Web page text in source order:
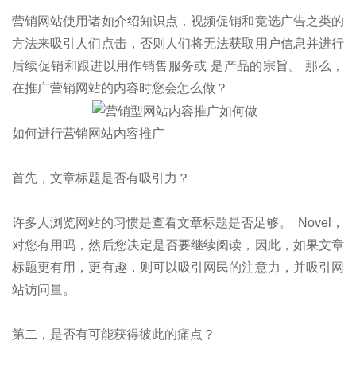
营销网站使用诸如介绍知识点，视频促销和竞选广告之类的
方法来吸引人们点击，否则人们将无法获取用户信息并进行
后续促销和跟进以用作销售服务或 是产品的宗旨。 那么，
在推广营销网站的内容时您会怎么做？
如何进行营销网站内容推广
首先，文章标题是否有吸引力？
许多人浏览网站的习惯是查看文章标题是否足够。 Novel，
对您有用吗，然后您决定是否要继续阅读，因此，如果文章
标题更有用，更有趣，则可以吸引网民的注意力，并吸引网
站访问量。
第二，是否有可能获得彼此的痛点？